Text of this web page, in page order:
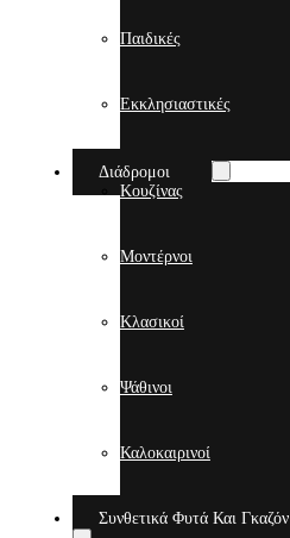
Παιδικές
Εκκλησιαστικές
Διάδρομοι
Κουζίνας
Μοντέρνοι
Κλασικοί
Ψάθινοι
Καλοκαιρινοί
Συνθετικά Φυτά Και Γκαζόν